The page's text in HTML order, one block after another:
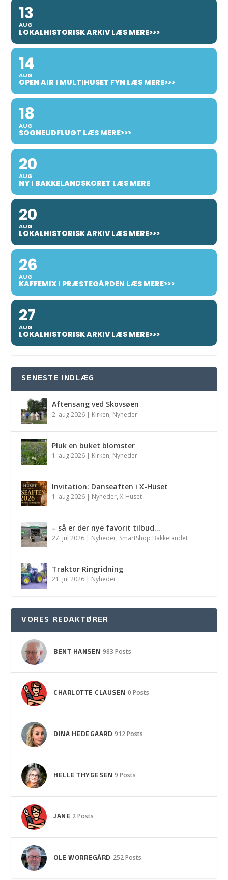
13
AUG
LOKALHISTORISK ARKIV LÆS MERE>>>
14
AUG
OPEN AIR I MULTIHUSET FYN LÆS MERE>>>
18
AUG
SOGNEUDFLUGT LÆS MERE>>>
20
AUG
NY I BAKKELANDSKORET LÆS MERE
20
AUG
LOKALHISTORISK ARKIV LÆS MERE>>>
26
AUG
KAFFEMIX I PRÆSTEGÅRDEN LÆS MERE>>>
27
AUG
LOKALHISTORISK ARKIV LÆS MERE>>>
SENESTE INDLÆG
Aftensang ved Skovsøen
2. aug 2026 | Kirken, Nyheder
Pluk en buket blomster
1. aug 2026 | Kirken, Nyheder
Invitation: Danseaften i X-Huset
1. aug 2026 | Nyheder,X-Huset
– så er der nye favorit tilbud…
27. jul 2026 | Nyheder, SmartShop Bakkelandet
Traktor Ringridning
21. jul 2026 | Nyheder
VORES REDAKTØRER
BENT HANSEN 983 Posts
CHARLOTTE CLAUSEN 0 Posts
DINA HEDEGAARD 912 Posts
HELLE THYGESEN 9 Posts
JANE 2 Posts
OLE WORREGÅRD 252 Posts